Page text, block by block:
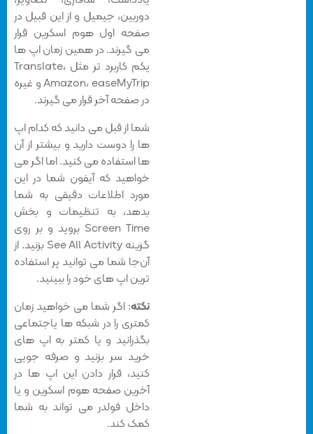
دوربین، جیمیل و از این قبیل در
صفحه اول هوم اسکرین قرار
می گیرند. در همین زمان اپ ها
یکم کاربرد تر مثل Translate،
Amazon، easeMyTrip و غیره
در صفحه آخر قرار می گیرند.
شما از قبل می دانید که کدام اپ
ها را دوست دارید و بیشتر از آن
ها استفاده می کنید. اما اگر می
خواهید که آیفون شما در این
مورد اطلاعات دقیقی به شما
بدهد، به تنظیمات و بخش
Screen Time بروید و بر روی
گزینه See All Activity بزنید. از
آن‌جا شما می توانید پر استفاده
ترین اپ های خود را ببینید.
: اگر شما می خواهید زمان
کمتری را در شبکه ها یاجتماعی
بگذرانید و یا کمتر به اپ های
خرید سر بزنید و صرفه جویی
کنید، قرار دادن این اپ ها در
آخرین صفحه هوم اسکرین و یا
داخل فولدر می تواند به شما
کمک کند.